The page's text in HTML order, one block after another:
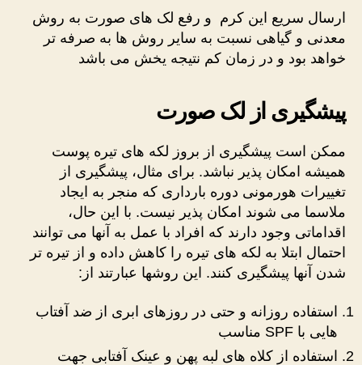
ارسال سریع این کرم و رفع لک های صورت به روش
معدنی و گیاهی نسبت به سایر روش ها به صرفه تر
خواهد بود و در زمان کم نتیجه یخش می باشد
پیشگیری از لک صورت
ممکن است پیشگیری از بروز لکه های تیره پوست
همیشه امکان پذیر نباشد. برای مثال، پیشگیری از
تغییرات هورمونی دوره بارداری که منجر به ایجاد
ملاسما می شوند امکان پذیر نیست. با این حال،
اقداماتی وجود دارند که افراد با عمل به آنها می توانند
احتمال ابتلا به لکه های تیره را کاهش داده و از تیره تر
شدن آنها پیشگیری کنند. این روشها عبارتند از:
استفاده روزانه و حتی در روزهای ابری از ضد آفتاب
هایی با SPF مناسب
استفاده از کلاه های لبه پهن و عینک آفتابی جهت